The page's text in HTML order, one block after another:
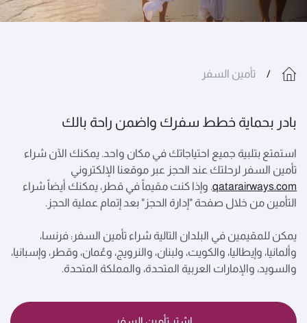
تأمين السفر
بادر بحماية خطط سفرك واضمن راحة بالك
استمتع بتلبية جميع احتياجاتك في مكان واحد. يمكنك الآن شراء
تأمين السفر لرحلتك عند الحجز عبر موقعنا الإلكتروني
qatarairways.com. وإذا كنت مقيماً في قطر، يمكنك أيضاً شراء
التأمين من خلال صفحة "إدارة الحجز" بعد إتمام عملية الحجز.
يمكن للمقيمين في البلدان التالية شراء تأمين السفر: فرنسا،
وألمانيا، وإيطاليا، والكويت، ولبنان، والنرويج، وعُمان، وقطر، وإسبانيا،
والسويد، والإمارات العربية المتحدة، والمملكة المتحدة.